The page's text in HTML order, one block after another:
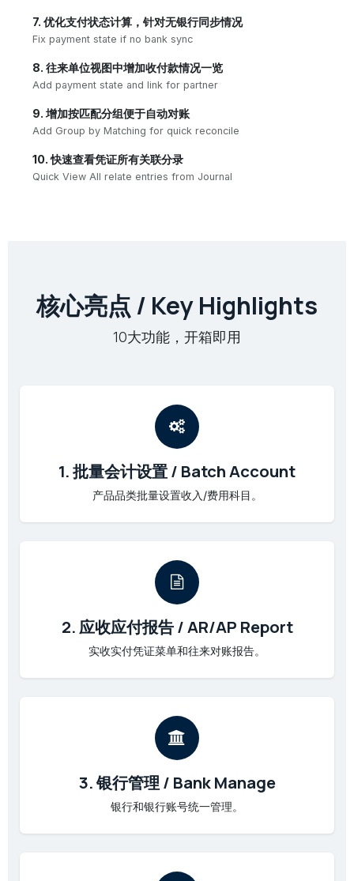
7. 优化支付状态计算，针对无银行同步情况
Fix payment state if no bank sync
8. 往来单位视图中增加收付款情况一览
Add payment state and link for partner
9. 增加按匹配分组便于自动对账
Add Group by Matching for quick reconcile
10. 快速查看凭证所有关联分录
Quick View All relate entries from Journal
核心亮点 / Key Highlights
10大功能，开箱即用
1. 批量会计设置 / Batch Account
产品品类批量设置收入/费用科目。
2. 应收应付报告 / AR/AP Report
实收实付凭证菜单和往来对账报告。
3. 银行管理 / Bank Manage
银行和银行账号统一管理。